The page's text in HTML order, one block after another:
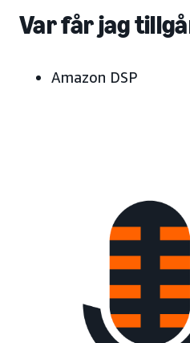
Var får jag
Amazon DSP